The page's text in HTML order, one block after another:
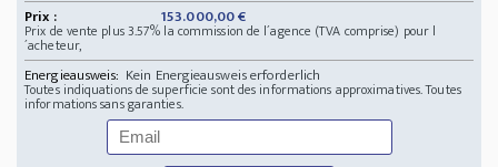
Prix :
153.000,00 €
Prix de vente plus 3.57% la commission de l´agence (TVA comprise) pour l
´acheteur,
Energieausweis: Kein Energieausweis erforderlich
Toutes indiquations de superficie sont des informations approximatives. Toutes
informations sans garanties.